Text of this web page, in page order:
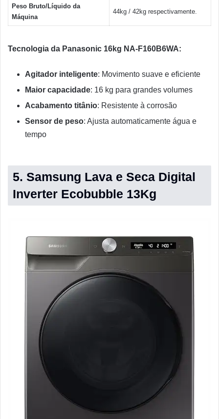
Peso Bruto/Líquido da
Máquina
44kg / 42kg respectivamente.
Tecnologia da Panasonic 16kg NA-F160B6WA:
Agitador inteligente: Movimento suave e eficiente
Maior capacidade: 16 kg para grandes volumes
Acabamento titânio: Resistente à corrosão
Sensor de peso: Ajusta automaticamente água e
tempo
5. Samsung Lava e Seca Digital
Inverter Ecobubble 13Kg